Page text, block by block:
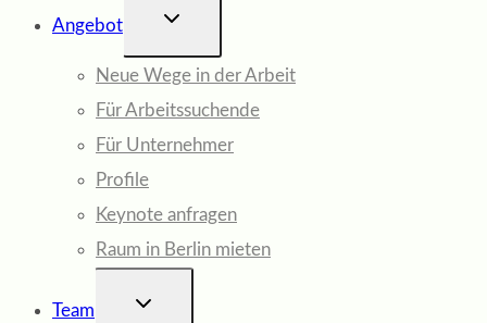
Angebot
UNTERMENÜ
Neue Wege in der Arbeit
Für Arbeitssuchende
Für Unternehmer
Profile
Keynote anfragen
Raum in Berlin mieten
Team
UNTERMENÜ